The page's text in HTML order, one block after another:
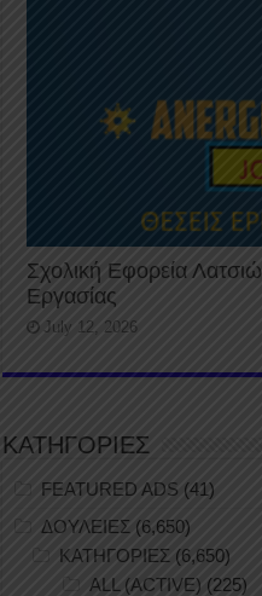
Σχολική Εφορεία
Εργασίας
July 12, 2026
ΚΑΤΗΓΟΡΙΕΣ
FEATURED ADS (41)
ΔΟΥΛΕΙΕΣ (6,650)
ΚΑΤΗΓΟΡΙΕΣ (6,650)
ALL (ACTIVE) (225)